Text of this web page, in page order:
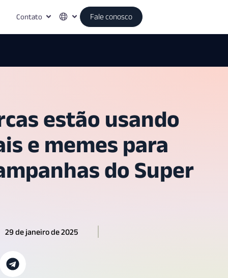
Contato Fale conosco
estão usando
e memes para
do Super
29 de janeiro de 2025